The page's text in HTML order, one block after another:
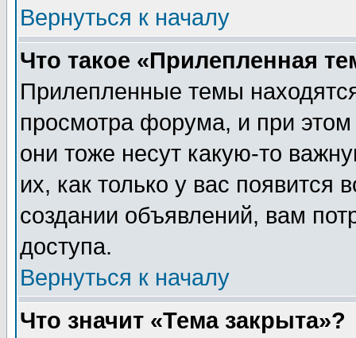
Вернуться к началу
Что такое «Прилепленная
Прилепленные темы
просмотра форума, и при
они тоже несут какую-то
их, как только у вас появится
создании объявлений, вам
доступа.
Вернуться к началу
Что значит «Тема закрыта»?